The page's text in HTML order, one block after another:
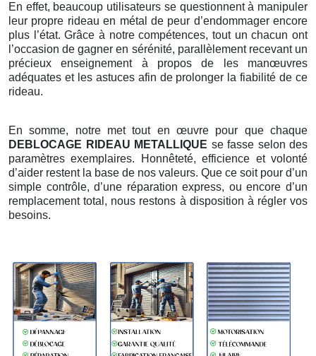
En effet, beaucoup utilisateurs se questionnent à manipuler
leur propre rideau en métal de peur d’endommager encore
plus l’état. Grâce à notre compétences, tout un chacun ont
l’occasion de gagner en sérénité, parallèlement recevant un
précieux enseignement à propos de les manœuvres
adéquates et les astuces afin de prolonger la fiabilité de ce
rideau.
En somme, notre met tout en œuvre pour que chaque
DEBLOCAGE RIDEAU METALLIQUE se fasse selon des
paramètres exemplaires. Honnêteté, efficience et volonté
d’aider restent la base de nos valeurs. Que ce soit pour d’un
simple contrôle, d’une réparation express, ou encore d’un
remplacement total, nous restons à disposition à régler vos
besoins.